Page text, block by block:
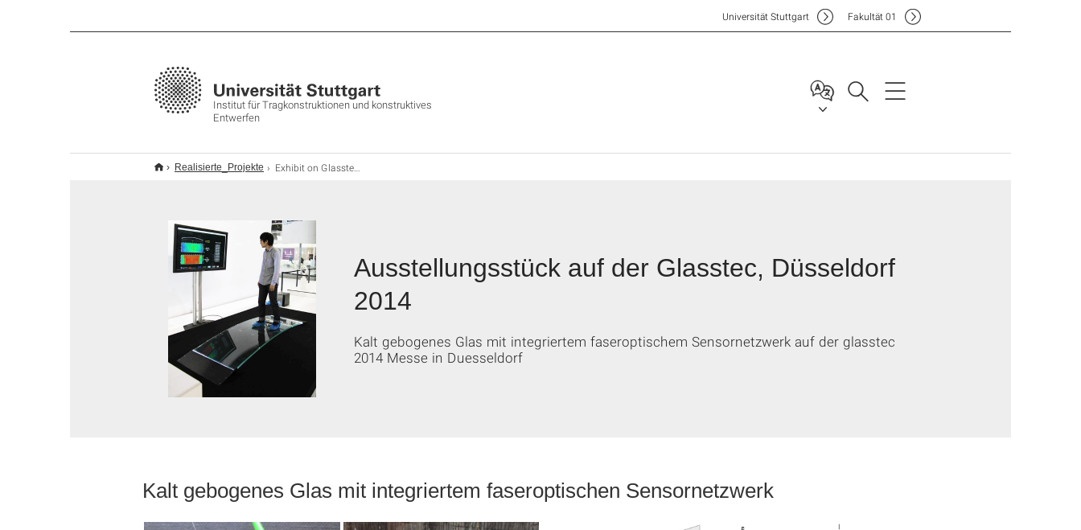
Institut für Tragkonstruktionen und konstruktives
Entwerfen
Universität Stuttgart Fakultät01
Realisierte_Projekte Exhibit on Glasstec 2014
Ausstellungsstück auf der Glasstec, Düsseldorf
2014
Kalt gebogenes Glas mit integriertem faseroptischem Sensornetzwerk auf der glasstec
2014 Messe in Duesseldorf
Kalt gebogenes Glas mit integriertem faseroptischen Sensornetzwerk